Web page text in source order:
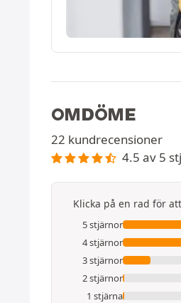
OMDÖME
22 kundrecensioner
4.5 av 5
Klicka på en rad för
5 stjärnor
4 stjärnor
3 stjärnor
2 stjärnor
1 stjärna